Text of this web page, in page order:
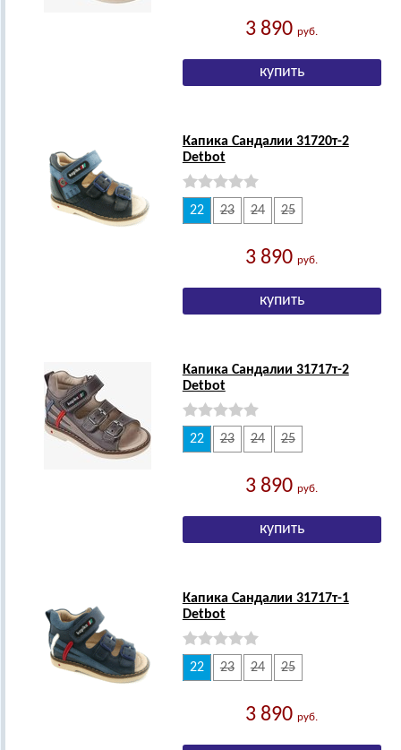
3 890руб.
Капика Сандалии 31720т-2
Detbot
22 23 24 25
3 890руб.
Капика Сандалии 31717т-2
Detbot
22 23 24 25
3 890руб.
Капика Сандалии 31717т-1
Detbot
22 23 24 25
3 890руб.